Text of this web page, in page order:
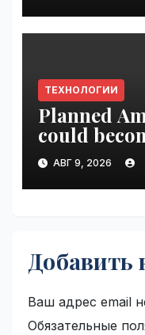
ТЕХНОЛОГИИ
Planned
could
climate
VseTime.ru
АВГ 9, 2026
Добавить
Ваш адрес email
Обязательные